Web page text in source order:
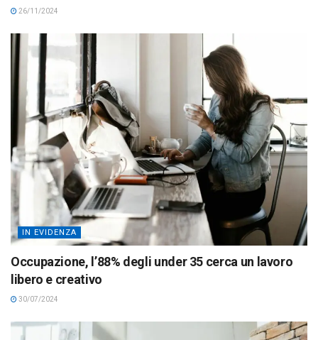
26/11/2024
IN EVIDENZA
Occupazione, l’88% degli under 35 cerca un lavoro
libero e creativo
30/07/2024